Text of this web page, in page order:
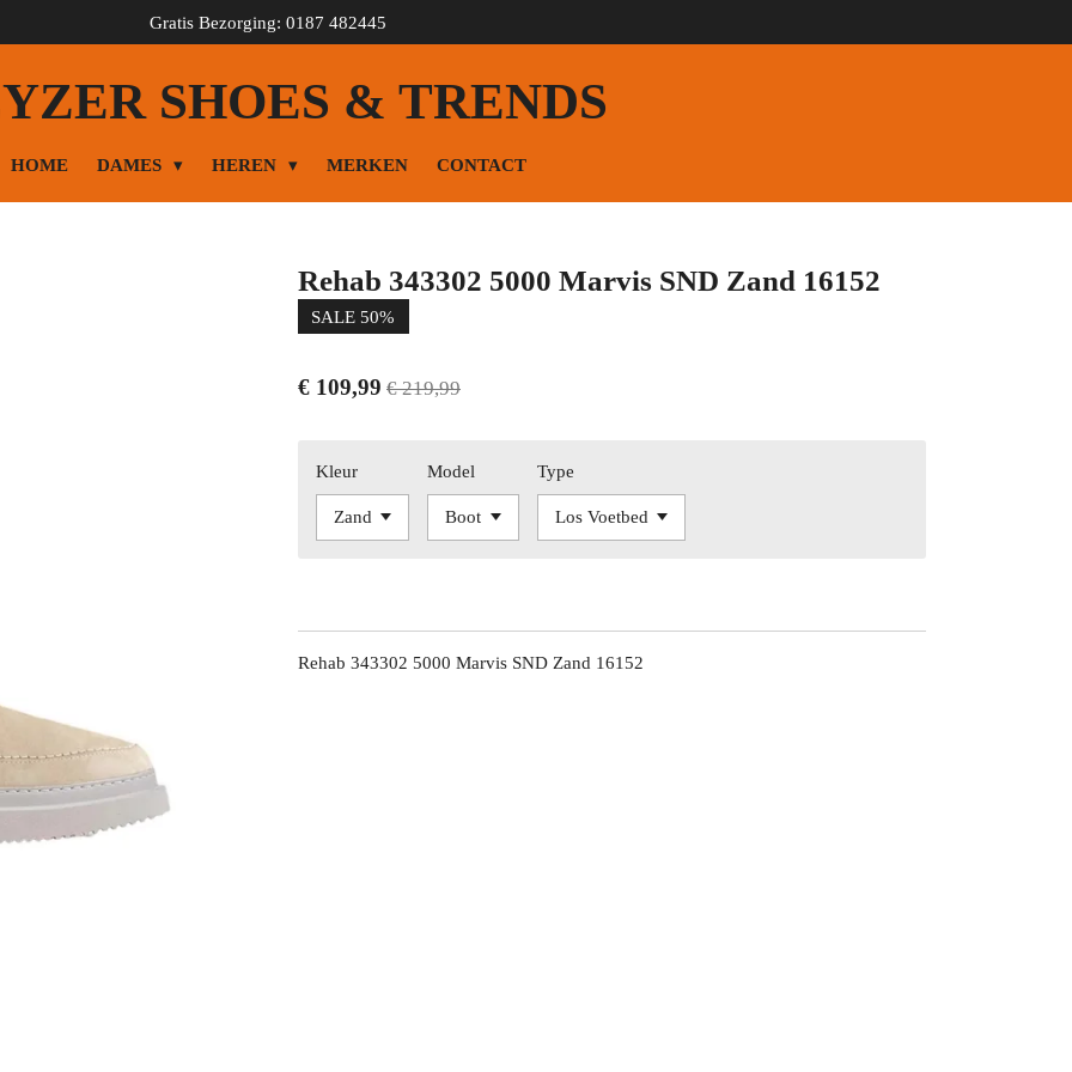
Gratis Bezorging: 0187 482445
SHOES & TRENDS
HOME DAMES HEREN MERKEN CONTACT
Rehab 343302 5000 Marvis SND Zand 16152
SALE 50%
€ 109,99 € 219,99
Kleur Model Type
Rehab 343302 5000 Marvis SND Zand 16152